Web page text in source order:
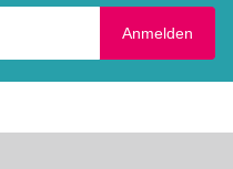
Anmelden